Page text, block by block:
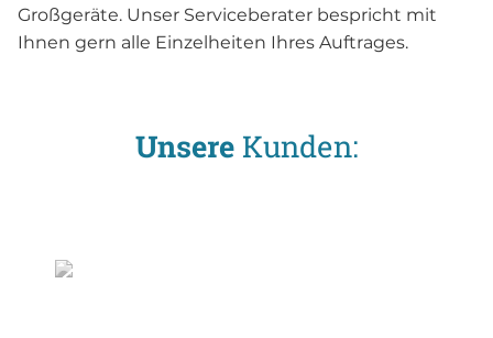
Großgeräte. Unser Serviceberater bespricht mit
Ihnen gern alle Einzelheiten Ihres Auftrages.
UnsereKunden: